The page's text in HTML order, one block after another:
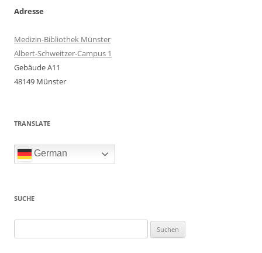
Adresse
Medizin-Bibliothek Münster
Albert-Schweitzer-Campus 1
Gebäude A11
48149 Münster
TRANSLATE
German
SUCHE
nach: